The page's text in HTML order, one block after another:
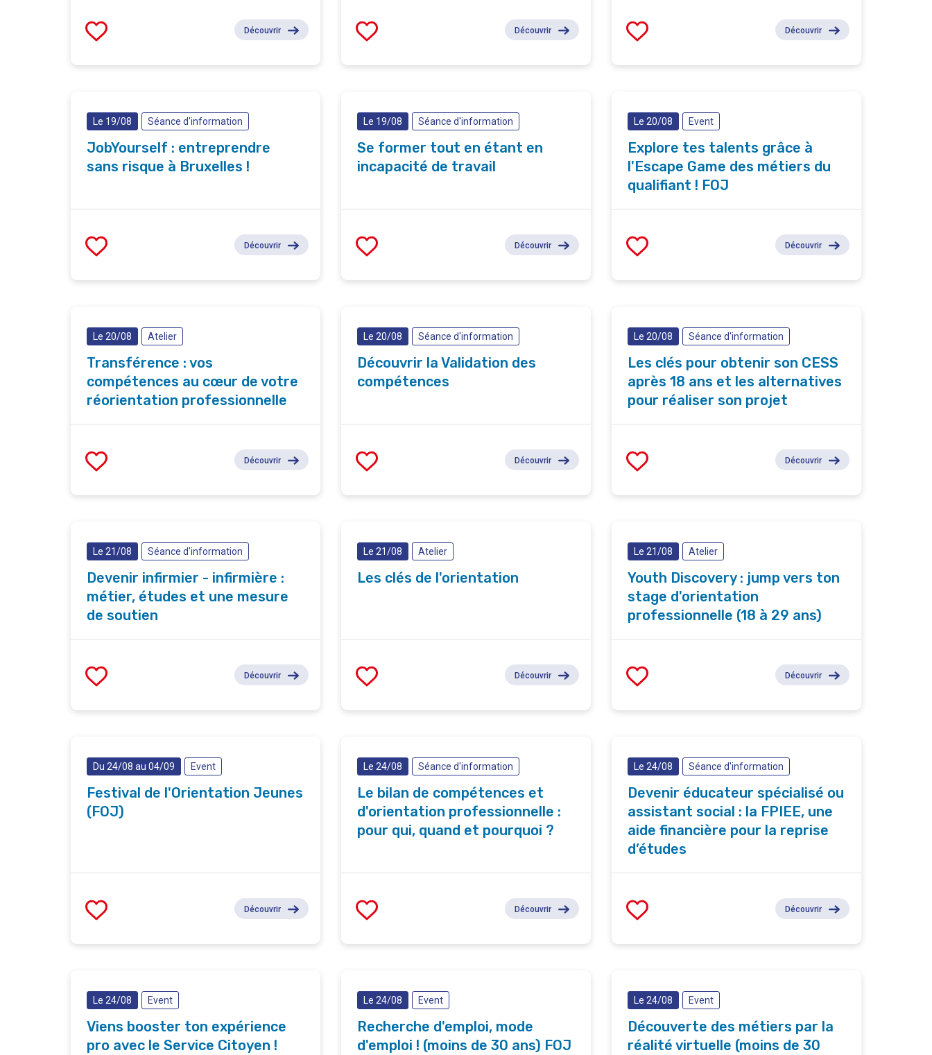
Découvrir Découvrir Découvrir
Le 19/08 Séance d'information
JobYourself : entreprendre
sans risque à Bruxelles !
Découvrir
Le 19/08 Séance d'information
Se former tout en étant en
incapacité de travail
Découvrir
Le 20/08 Event
Explore tes talents grâce à
l'Escape Game des métiers du
qualifiant ! FOJ
Découvrir
Le 20/08 Atelier
Transférence : vos
compétences au cœur de votre
réorientation professionnelle
Découvrir
Le 20/08 Séance d'information
Découvrir la Validation des
compétences
Découvrir
Le 20/08 Séance d'information
Les clés pour obtenir son CESS
après 18 ans et les alternatives
pour réaliser son projet
Découvrir
Le 21/08 Séance d'information
Devenir infirmier - infirmière :
métier, études et une mesure
de soutien
Découvrir
Le 21/08 Atelier
Les clés de l'orientation
Découvrir
Le 21/08 Atelier
Youth Discovery : jump vers ton
stage d'orientation
professionnelle (18 à 29 ans)
Découvrir
Du 24/08 au 04/09 Event
Festival de l'Orientation Jeunes
(FOJ)
Découvrir
Le 24/08 Séance d'information
Le bilan de compétences et
d'orientation professionnelle :
pour qui, quand et pourquoi ?
Découvrir
Le 24/08 Séance d'information
Devenir éducateur spécialisé ou
assistant social : la FPIEE, une
aide financière pour la reprise
d’études
Découvrir
Le 24/08 Event
Viens booster ton expérience
pro avec le Service Citoyen !
Le 24/08 Event
Recherche d'emploi, mode
d'emploi ! (moins de 30 ans) FOJ
Le 24/08 Event
Découverte des métiers par la
réalité virtuelle (moins de 30